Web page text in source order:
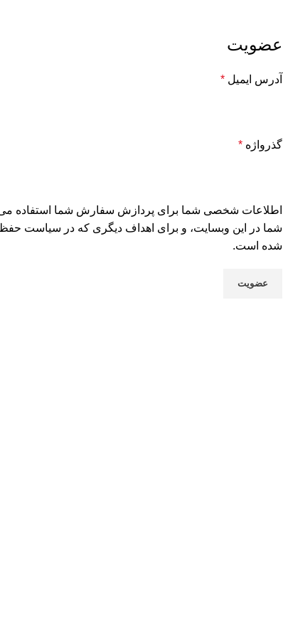
عضویت
آدرس ایمیل *
گذرواژه *
اطلاعات شخصی شما برای پردازش سفارش شما استفاده
شما در این وبسایت، و برای اهداف دیگری که در سیاست
شده است.
عضویت